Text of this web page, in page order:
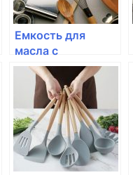
Емкость для
масла с
кисточкой IBILI
150 мл